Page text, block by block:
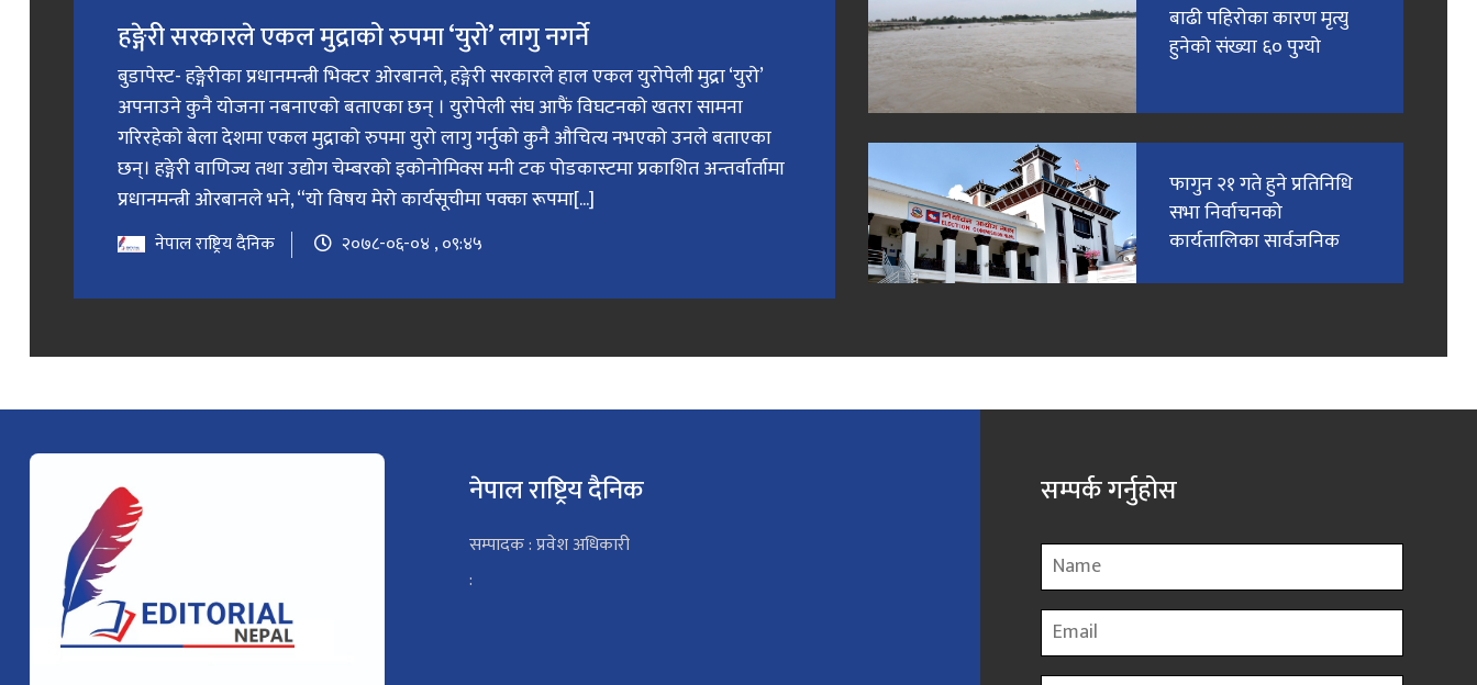
हङ्गेरी सरकारले एकल मुद्राको रुपमा ‘युरो’ लागु नगर्ने
बुडापेस्ट- हङ्गेरीका प्रधानमन्त्री भिक्टर ओरबानले, हङ्गेरी सरकारले हाल एकल युरोपेली मुद्रा ‘युरो’
अपनाउने कुनै योजना नबनाएको बताएका छन् । युरोपेली संघ आफैं विघटनको खतरा सामना
गरिरहेको बेला देशमा एकल मुद्राको रुपमा युरो लागु गर्नुको कुनै औचित्य नभएको उनले बताएका
छन्। हङ्गेरी वाणिज्य तथा उद्योग चेम्बरको इकोनोमिक्स मनी टक पोडकास्टमा प्रकाशित अन्तर्वार्तामा
प्रधानमन्त्री ओरबानले भने, “यो विषय मेरो कार्यसूचीमा पक्का रूपमा[...]
नेपाल राष्ट्रिय दैनिक २०७८-०६-०४ , ०९:४५
बाढी पहिरोका कारण मृत्यु
हुनेको संख्या ६० पुग्यो
फागुन २१ गते हुने प्रतिनिधि
सभा निर्वाचनको
कार्यतालिका सार्वजनिक
नेपाल राष्ट्रिय दैनिक
सम्पादक : प्रवेश अधिकारी
:
सम्पर्क गर्नुहोस
Name
Email